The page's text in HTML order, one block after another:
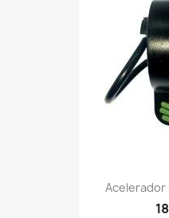
Acelerador